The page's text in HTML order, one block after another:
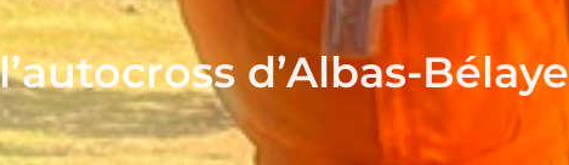
d’Albas-Bélaye